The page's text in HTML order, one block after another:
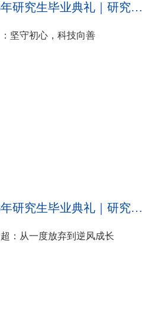
南方科技大学2026年研究生毕业典礼｜研究生校友代表谈继勇：坚守初心，科技向善
坚守初心，科技向善
南方科技大学2026年研究生毕业典礼｜研究生毕业生代表刘文超：从一度放弃到逆风成长
：从一度放弃到逆风成长